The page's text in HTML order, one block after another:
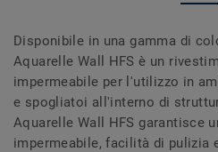
Disponibile in una gamma di
Aquarelle Wall HFS è un
impermeabile per l'utilizzo in
e spogliatoi all'interno di
Aquarelle Wall HFS garantisce
impermeabile, facilità di pulizia